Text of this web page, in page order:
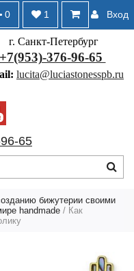
Вход
1
0
г. Санкт-Петербург
+7(953)-376-96-65
lucita@luciastonesspb.ru
65
бижутерии своими
handmade / Как